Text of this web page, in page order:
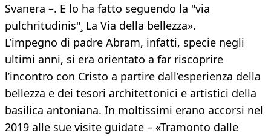
Svanera –. E lo ha fatto seguendo la "via
pulchritudinis"¸ La Via della bellezza».
L’impegno di padre Abram, infatti, specie negli
ultimi anni, si era orientato a far riscoprire
l’incontro con Cristo a partire dall’esperienza della
bellezza e dei tesori architettonici e artistici della
basilica antoniana. In moltissimi erano accorsi nel
2019 alle sue visite guidate – «Tramonto dalle